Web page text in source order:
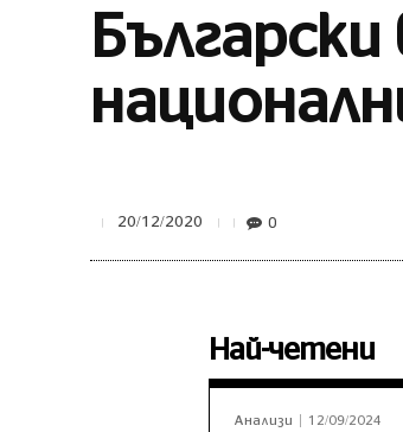
20/12/2020 0
Най-четени
Анализи 12/09/2024